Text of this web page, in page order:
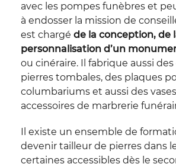
avec les pompes funèbres et
à endosser la mission de
est chargé de la conception, de
personnalisation d’un
ou cinéraire. Il fabrique aussi des
pierres tombales, des plaques
columbariums et aussi des
accessoires de marbrerie
Il existe un ensemble de
devenir tailleur de pierres dans
certaines accessibles dès le